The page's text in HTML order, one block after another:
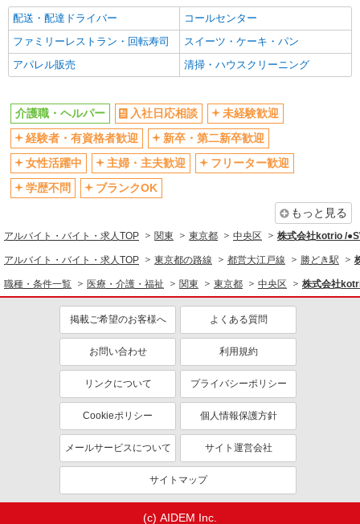
高収入・高額
ボーナス・賞与あり
昇給あり
完全週休2日制
フルタイム歓迎
禁煙・分煙
駅直結・駅チカ
車通勤OK
残業少なめ（月20h未満）
交通費支給
社会保険あり
産休・育休取得実績あり
退職金・財形貯蓄制度あり
各種手当（家族・役職・インセン
資格取得支援制度あり
同じ職種から求人を探す
医療・介護・福祉
介護職・ヘルパー
同じ特徴から求人を探す
未経験歓迎
ミドル（40代～）活躍中
ボーナス・賞与あり
車通勤OK
社会保険あり
産休・育休取得実績あり
配送・配達ドライバー
コールセンター
ファミリーレストラン・回転寿司
スイーツ・ケーキ・パン
アパレル販売
清掃・ハウスクリーニング
介護職・ヘルパー 入社日応相談
未経験歓迎
経験者・有資格者歓迎
新卒・第二新卒歓迎
女性活躍中
主婦・主夫歓迎
フリーター歓迎
学歴不問
ブランクOK
もっと見る
アルバイト・バイト・求人TOP 関東 東京都 中央区 株式会社kotrio /
アルバイト・バイト・求人TOP 東京都の路線 都営大江戸線 勝どき駅
職種・条件一覧 医療・介護・福祉 関東 東京都 中央区 株式会社
掲載ご希望のお客様へ よくある質問
お問い合わせ 利用規約
リンクについて プライバシーポリシー
Cookieポリシー 個人情報保護方針
メールサービスについて サイト運営会社
サイトマップ
(c) AIDEM Inc.